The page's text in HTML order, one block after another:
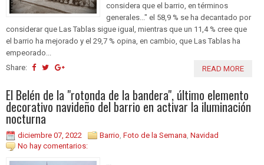
considera que el barrio, en términos
generales..." el 58,9 % se ha decantado por
considerar que Las Tablas sigue igual, mientras que un 11,4 % cree que
el barrio ha mejorado y el 29,7 % opina, en cambio, que Las Tablas ha
empeorado...
Share:
READ MORE
El Belén de la "rotonda de la bandera", último elemento
decorativo navideño del barrio en activar la iluminación
nocturna
diciembre 07, 2022 Barrio Foto de la Semana Navidad
No hay comentarios: